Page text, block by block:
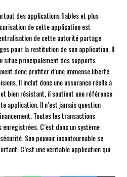
des applications fiables et plus
de cette application est
de cette autorité partage
pour la restitution de son application. Il
situe principalement des supports
donc profiter d’une immense liberté
Il inclut donc une assurance réelle à
bien résistant, il soutient une référence
application. Il n’est jamais question
Toutes les transactions
C’est donc un système
Son pouvoir incontournable se
C’est une véritable application qui